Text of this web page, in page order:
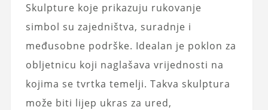
Skulpture koje prikazuju rukovanje
simbol su zajedništva, suradnje i
međusobne podrške. Idealan je poklon za
obljetnicu koji naglašava vrijednosti na
kojima se tvrtka temelji. Takva skulptura
može biti lijep ukras za ured,